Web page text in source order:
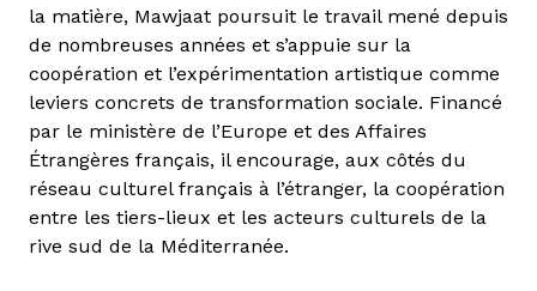
la matière, Mawjaat poursuit le travail mené depuis
de nombreuses années et s’appuie sur la
coopération et l’expérimentation artistique comme
leviers concrets de transformation sociale. Financé
par le ministère de l’Europe et des Affaires
Étrangères français, il encourage, aux côtés du
réseau culturel français à l’étranger, la coopération
entre les tiers-lieux et les acteurs culturels de la
rive sud de la Méditerranée.